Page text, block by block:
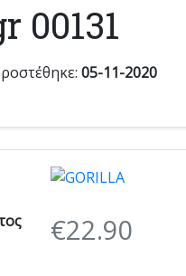
00131
05-11-2020
€22.90